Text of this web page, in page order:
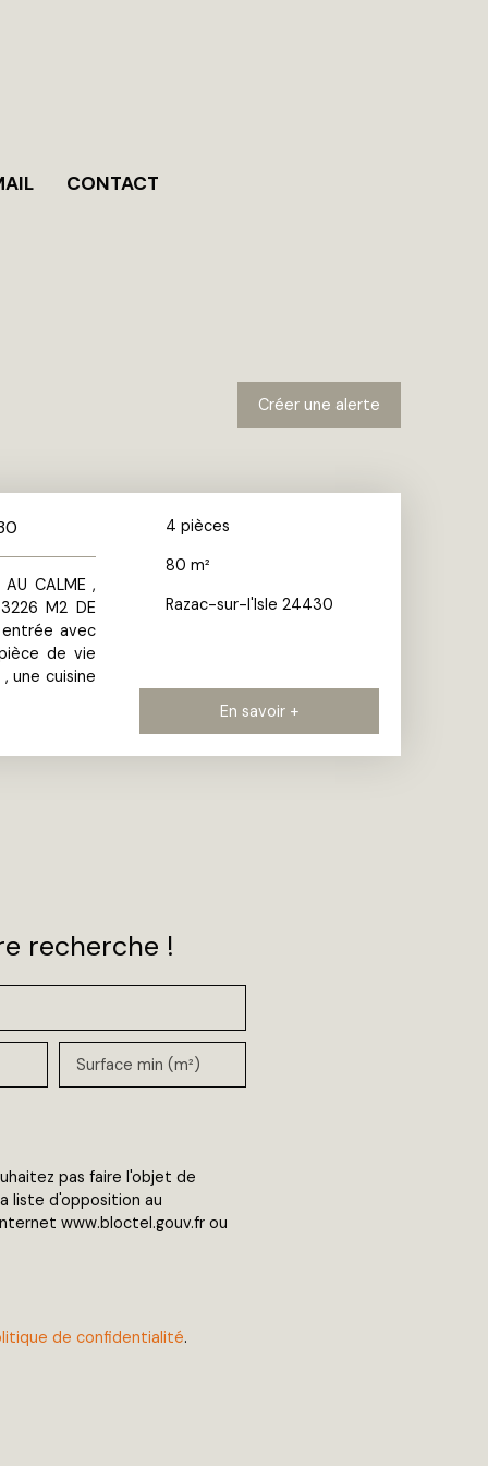
CONTACT
Créer une alerte
AU CALME ,
M2 DE
entrée avec
de vie
une cuisine
4 pièces
80 m²
Razac-sur-l'Isle 24430
En savoir +
recherche !
Surface min (m²)
pas faire l'objet de
liste d'opposition au
www.bloctel.gouv.fr ou
de confidentialité.